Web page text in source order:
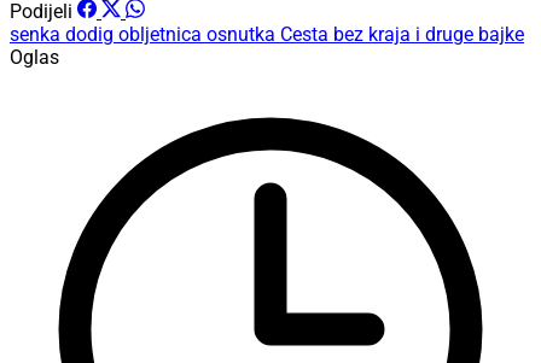
Podijeli
senka dodig obljetnica osnutka Cesta bez kraja i druge bajke
Oglas